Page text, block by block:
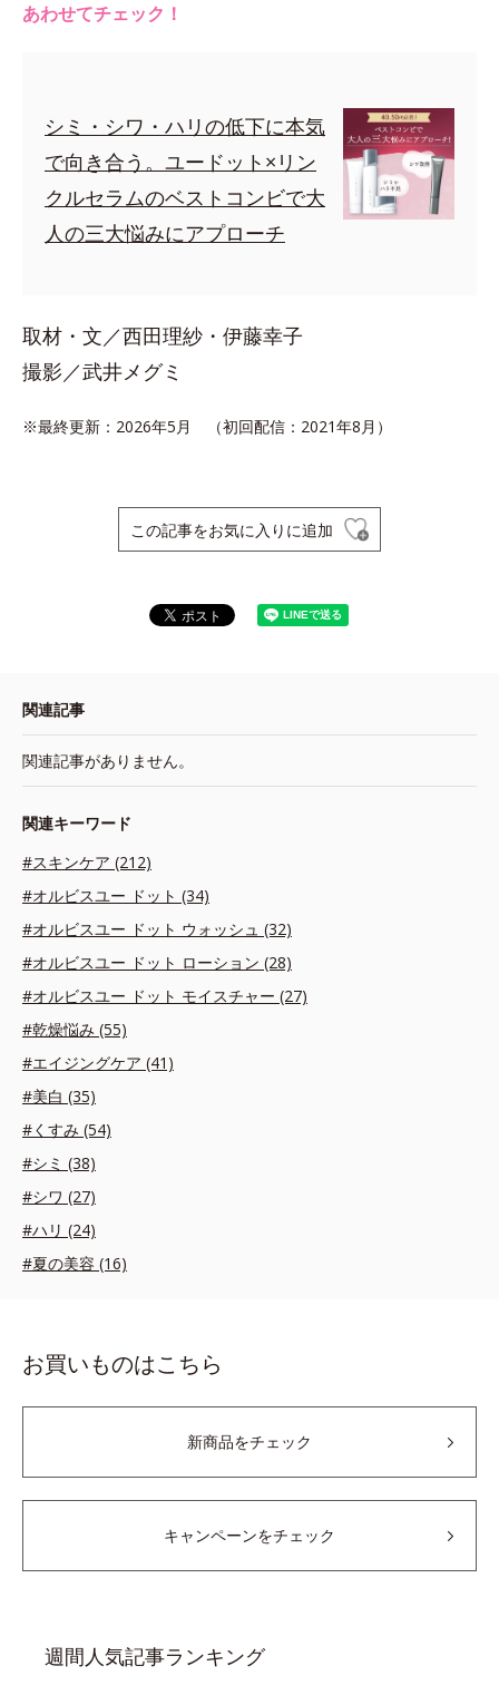
あわせてチェック！
シミ・シワ・ハリの低下に本気
で向き合う。ユードット×リン
クルセラムのベストコンビで大
人の三大悩みにアプローチ
取材・文／西田理紗・伊藤幸子
撮影／武井メグミ
※最終更新：2026年5月 （初回配信：2021年8月）
この記事をお気に入りに追加
関連記事
関連記事がありません。
関連キーワード
#スキンケア (212)
#オルビスユー ドット (34)
#オルビスユー ドット ウォッシュ (32)
#オルビスユー ドット ローション (28)
#オルビスユー ドット モイスチャー (27)
#乾燥悩み (55)
#エイジングケア (41)
#美白 (35)
#くすみ (54)
#シミ (38)
#シワ (27)
#ハリ (24)
#夏の美容 (16)
お買いものはこちら
新商品をチェック
キャンペーンをチェック
週間人気記事ランキング